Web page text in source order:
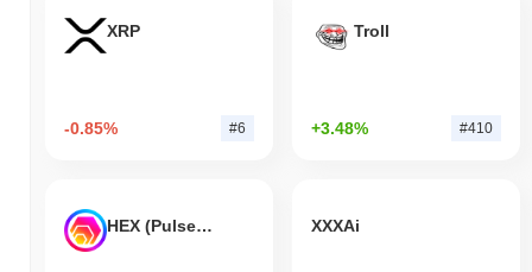
XRP
-0.85% #6
Troll
+3.48% #410
HEX (Pulsechain) XXXAi